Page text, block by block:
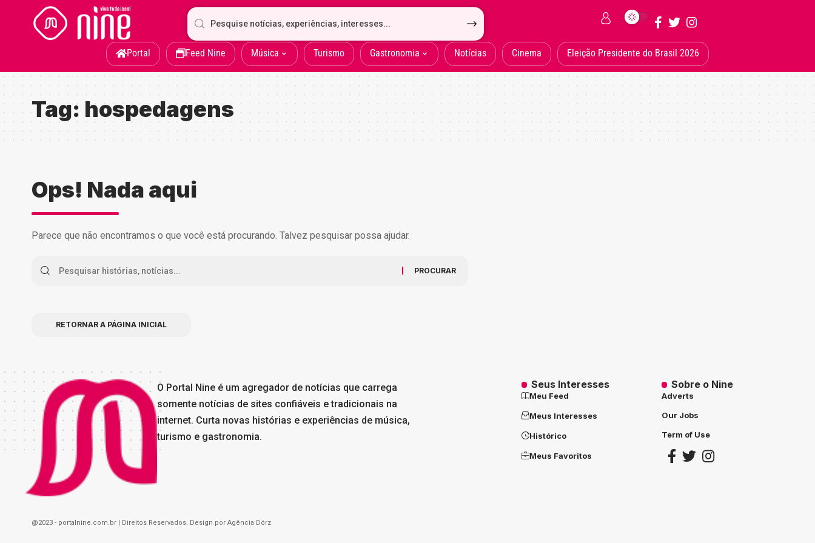
Portal Feed Nine Música Turismo Gastronomia Notícias Cinema Eleição Presidente do Brasil 2026
Tag: hospedagens
Ops! Nada aqui
Parece que não encontramos o que você está procurando. Talvez pesquisar possa ajudar.
RETORNAR A PÁGINA INICIAL
O Portal Nine é um agregador de notícias que carrega
somente notícias de sites confiáveis e tradicionais na
internet. Curta novas histórias e experiências de música,
turismo e gastronomia.
Seus Interesses
Meu Feed
Meus Interesses
Histórico
Meus Favoritos
Sobre o Nine
Adverts
Our Jobs
Term of Use
@2023 - portalnine.com.br | Direitos Reservados. Design por Agência Dórz